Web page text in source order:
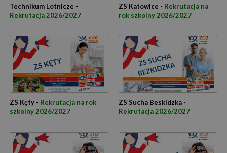
Technikum Lotnicze -
Rekrutacja 2026/2027
ZS Katowice - Rekrutacja na
rok szkolny 2026/2027
ZS Kęty - Rekrutacja na rok
szkolny 2026/2027
ZS Sucha Beskidzka -
Rekrutacja 2026/2027